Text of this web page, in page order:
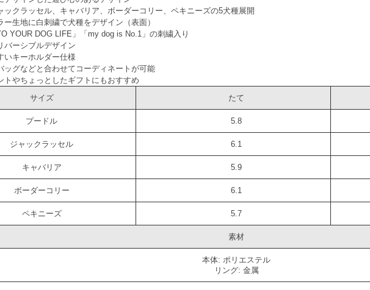
ックラッセル、キャバリア、ボーダーコリー、ペキニーズの5犬種展開
ー生地に白刺繍で犬種をデザイン（表面）
YOUR DOG LIFE」「my dog is No.1」の刺繍入り
バーシブルデザイン
いキーホルダー仕様
ッグなどと合わせてコーディネートが可能
トやちょっとしたギフトにもおすすめ
サイズ
たて
プードル 5.8
ジャックラッセル 6.1
キャバリア 5.9
ボーダーコリー 6.1
ペキニーズ 5.7
素材
本体: ポリエステル
リング: 金属